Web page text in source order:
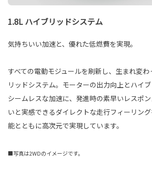
1.8L ハイブリッドシステム
気持ちいい加速と、優れた低燃費を実現。
すべての電動モジュールを刷新し、生まれ変
リッドシステム。モーターの出力向上とハイ
シームレスな加速に、発進時の素早いレスポ
いと実感できるダイレクトな走行フィーリン
能とともに高次元で実現しています。
■写真は2WDのイメージです。